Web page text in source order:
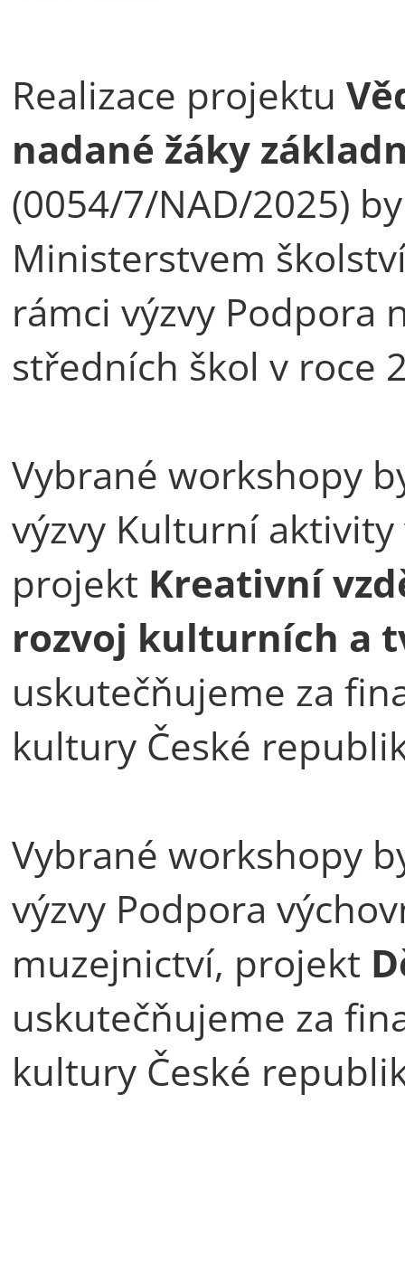
Realizace projektu
nadané žáky
(0054/7/NAD/2025)
Ministerstvem
rámci výzvy Podpora
středních škol v roce
Vybrané workshopy
výzvy Kulturní
projekt Kreativní
rozvoj kulturních a
uskutečňujeme za
kultury České
Vybrané workshopy
výzvy Podpora
muzejnictví, projekt
uskutečňujeme za
kultury České